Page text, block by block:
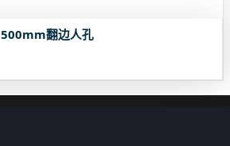
500mm翻边人孔